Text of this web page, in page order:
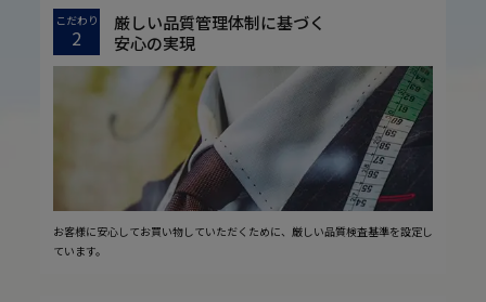
こだわり
2
厳しい品質管理体制に基づく
安心の実現
お客様に安心してお買い物していただくために、厳しい品質検査基準を設定し
ています。